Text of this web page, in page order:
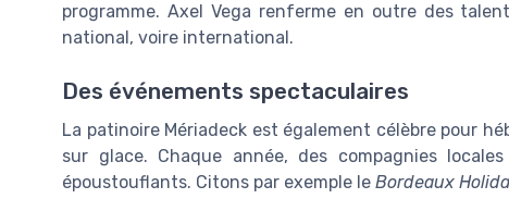
programme. Axel Vega renferme en outre des
national, voire international.
Des événements spectaculaires
La patinoire Mériadeck est également célèbre pour
sur glace. Chaque année, des compagnies
époustouflants. Citons par exemple le Bordeaux